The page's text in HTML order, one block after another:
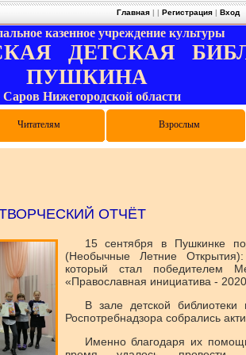
Главная| | Регистрация| Вход
казенное учреждение культуры
ДЕТСКАЯ
ПУШКИНА
Саров Нижегородской области
Читателям
Как записаться
Правила пользования
Виртуальная служба
объединения
мероприятия
Конкурсы
цифровой грамотности
Электронный каталог Взрослым
Педагогам
Родителям
Дарителям
Выпускникам
Опросы
Отзывы
ОТЧЁТ
15 сентября в Пушкинке
(Необычные Летние Открытия):
который стал победителем
«Православная инициатива -
В зале детской
Роспотребнадзора собрались
Именно благодаря их